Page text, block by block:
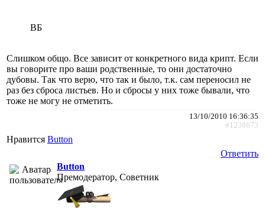
ВБ
Слишком общо. Все зависит от конкретного вида крипт. Если
вы говорите про ваши родственные, то они достаточно
дубовы. Так что верю, что так и было, т.к. сам переносил не
раз без сброса листьев. Но и сбросы у них тоже бывали, что
тоже не могу не отметить.
13/10/2010 16:36:35
#1238673
Нравится Button
Ответить
Button
Премодератор, Советник